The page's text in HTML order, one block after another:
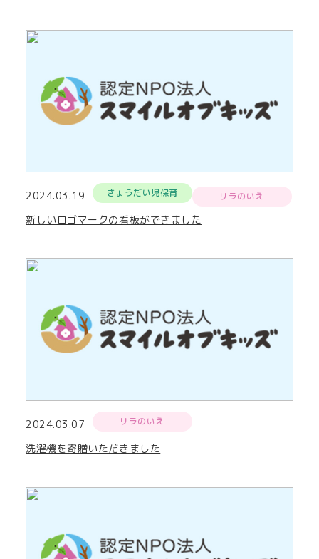
2024.03.19 きょうだい児保育 リラのいえ
新しいロゴマークの看板ができました
2024.03.07 リラのいえ
洗濯機を寄贈いただきました